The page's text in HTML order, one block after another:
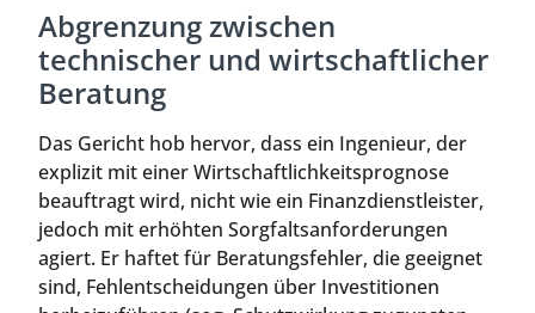
Abgrenzung zwischen
technischer und wirtschaftlicher
Beratung
Das Gericht hob hervor, dass ein Ingenieur, der
explizit mit einer Wirtschaftlichkeitsprognose
beauftragt wird, nicht wie ein Finanzdienstleister,
jedoch mit erhöhten Sorgfaltsanforderungen
agiert. Er haftet für Beratungsfehler, die geeignet
sind, Fehlentscheidungen über Investitionen